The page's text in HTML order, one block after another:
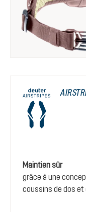
Maintien sûr
grâce à une
coussins de dos